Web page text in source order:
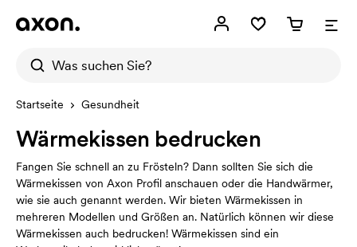
Startseite Gesundheit
Wärmekissen bedrucken
Fangen Sie schnell an zu Frösteln? Dann sollten Sie sich die
Wärmekissen von Axon Profil anschauen oder die Handwärmer,
wie sie auch genannt werden. Wir bieten Wärmekissen in
mehreren Modellen und Größen an. Natürlich können wir diese
Wärmekissen auch bedrucken! Wärmekissen sind ein